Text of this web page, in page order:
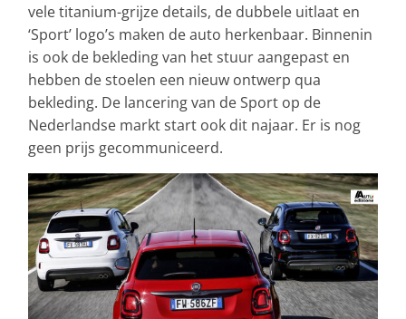
vele titanium-grijze details, de dubbele uitlaat en
‘Sport’ logo’s maken de auto herkenbaar. Binnenin
is ook de bekleding van het stuur aangepast en
hebben de stoelen een nieuw ontwerp qua
bekleding. De lancering van de Sport op de
Nederlandse markt start ook dit najaar. Er is nog
geen prijs gecommuniceerd.